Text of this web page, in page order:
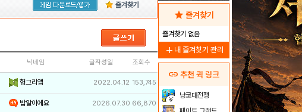
즐겨찾기
닉네임 글작성일 조회수
헝그리앱 2022.04.12 153,745
밥알이에요 2026.07.30 66,870
star 즐겨찾기
즐겨찾기 없음
add 내 즐겨찾기 관리
link 추천 퀵 링크
냥코대전쟁